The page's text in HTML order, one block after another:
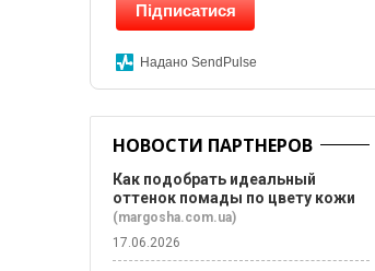
Підписатися
Надано SendPulse
НОВОСТИ ПАРТНЕРОВ
Как подобрать идеальный
оттенок помады по цвету кожи
(margosha.com.ua)
17.06.2026